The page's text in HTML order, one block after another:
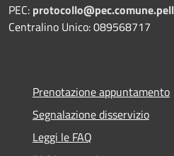
PEC:
Centralino Unico: 089568717
Prenotazione appuntamento
Segnalazione disservizio
Leggi le FAQ